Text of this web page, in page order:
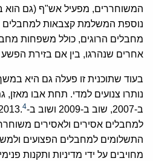
המשוחררים, מפעיל אש"ף (גם הוא
נוספת המשלמת קצבאות למחבלים
מחבלים הרוגים, כולל משפחות
אחרים שנהרגו, בין אם בזירת הפשע
בעוד שתוכנית זו פעלה גם היא
נותרו צנועים למדי. תחת אבו מאזן,
ב-2007, שוב ב-2009 ושוב ב-2013.
4
למחבלים אסירים ולאסירים
התשלומים למחבלים הפצועים
מחויבים על ידי מדיניות ותקנות